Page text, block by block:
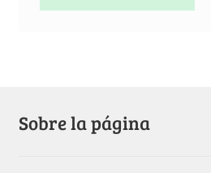
Sobre la página